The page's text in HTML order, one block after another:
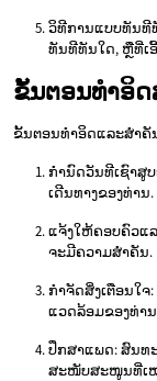
ວິທີການແບບທັນທີ
ທັນທີທັນໃດ, ຫຼືທີ່ເ
ຂັ້ນຕອນທໍາອິ
ຂັ້ນຕອນທໍາອິດແລະສໍາຄັ
ກໍານົດວັນທີເຊົາສູ
ເດີນທາງຂອງທ່ານ.
ແຈ້ງໃຫ້ຄອບຄົວແ
ຈະມີຄວາມສໍາຄັນ.
ກໍາຈັດສິ່ງເຕືອນໃຈ
ແວດລ້ອມຂອງທ່າ
ປຶກສາແພດ: ສົນທ
ສະໜັບສະໜູນທີ່ເ